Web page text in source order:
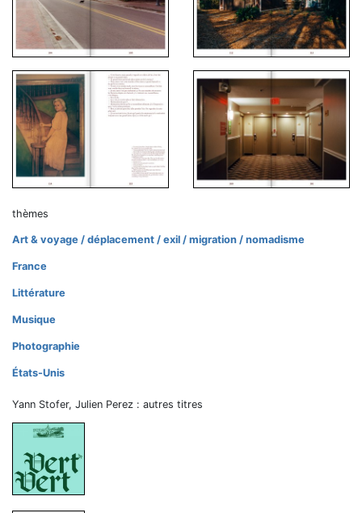
thèmes
Art & voyage / déplacement / exil / migration / nomadisme
France
Littérature
Musique
Photographie
États-Unis
Yann Stofer, Julien Perez : autres titres